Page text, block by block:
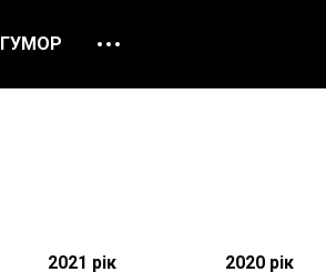
ГУМОР
2021 рік
2020 рік